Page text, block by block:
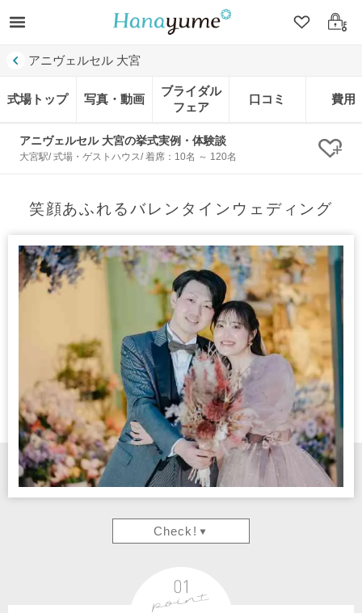
クリップ
ログ
アニヴェルセル 大宮
式場トップ 写真・動画
ブライダル
フェア
口コミ 費用
アニヴェルセル 大宮の挙式実例・体験談
大宮駅/ 式場・ゲストハウス/ 着席：10名 ～ 120名 ク
笑顔あふれるバレンタインウェディング
Check!